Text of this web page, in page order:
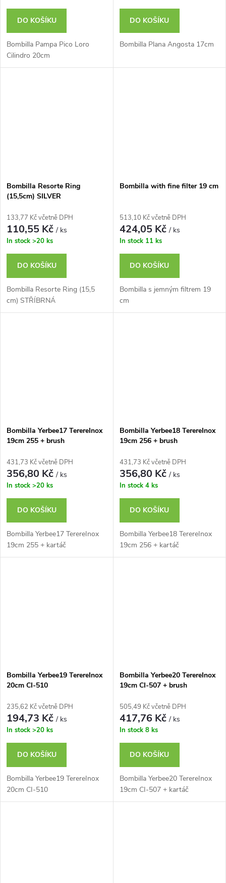
DO KOŠÍKU
Bombilla Pampa Pico Loro
Cilindro 20cm
DO KOŠÍKU
Bombilla Plana Angosta 17cm
Bombilla Resorte Ring
(15,5cm) SILVER
133,77 Kč včetně DPH
110,55 Kč/ ks
In stock >20 ks
DO KOŠÍKU
Bombilla Resorte Ring (15,5
cm) STŘÍBRNÁ
Bombilla with fine filter 19 cm
513,10 Kč včetně DPH
424,05 Kč/ ks
In stock 11 ks
DO KOŠÍKU
Bombilla s jemným filtrem 19
cm
Bombilla Yerbee17 TerereInox
19cm 255 + brush
431,73 Kč včetně DPH
356,80 Kč/ ks
In stock >20 ks
DO KOŠÍKU
Bombilla Yerbee17 TerereInox
19cm 255 + kartáč
Bombilla Yerbee18 TerereInox
19cm 256 + brush
431,73 Kč včetně DPH
356,80 Kč/ ks
In stock 4 ks
DO KOŠÍKU
Bombilla Yerbee18 TerereInox
19cm 256 + kartáč
Bombilla Yerbee19 TerereInox
20cm CI-510
235,62 Kč včetně DPH
194,73 Kč/ ks
In stock >20 ks
DO KOŠÍKU
Bombilla Yerbee19 TerereInox
20cm CI-510
Bombilla Yerbee20 TerereInox
19cm CI-507 + brush
505,49 Kč včetně DPH
417,76 Kč/ ks
In stock 8 ks
DO KOŠÍKU
Bombilla Yerbee20 TerereInox
19cm CI-507 + kartáč